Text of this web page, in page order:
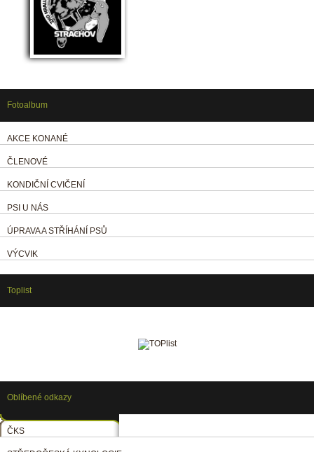
Fotoalbum
AKCE KONANÉ
ČLENOVÉ
KONDIČNÍ CVIČENÍ
PSI U NÁS
ÚPRAVA A STŘÍHÁNÍ PSŮ
VÝCVIK
Toplist
Oblíbené odkazy
ČKS